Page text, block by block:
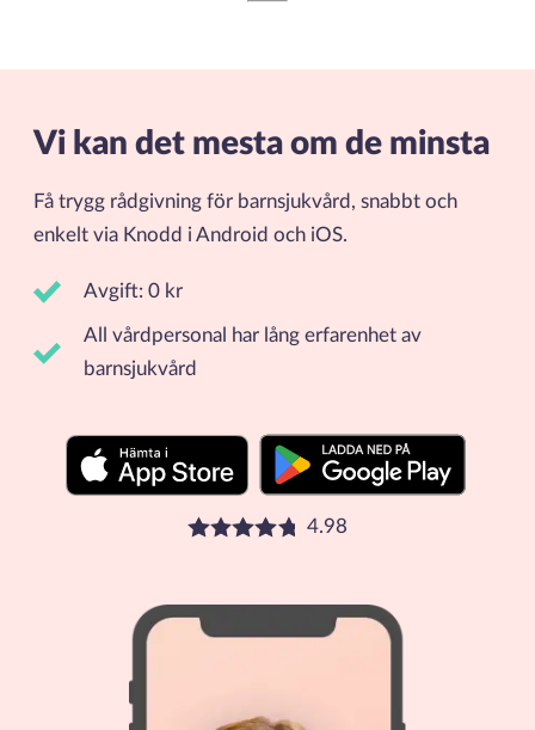
Vi kan det mesta om de minsta
Få trygg rådgivning för barnsjukvård, snabbt och
enkelt via Knodd i Android och iOS.
Avgift: 0 kr
All vårdpersonal har lång erfarenhet av
barnsjukvård
Betyg: 4.98 stjärnor 4.98